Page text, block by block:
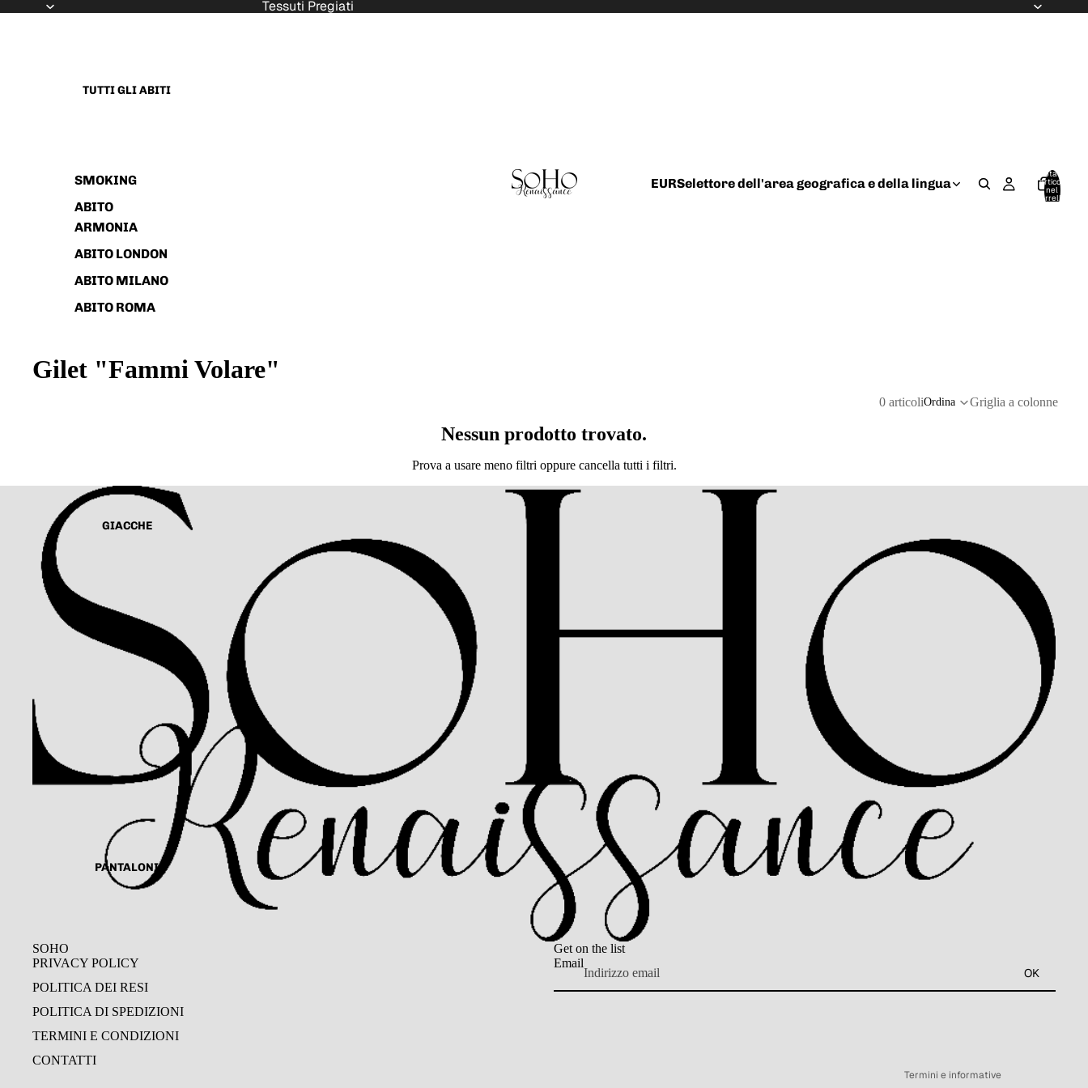
Tessuti Pregiati
TUTTI GLI ABITI
SMOKING
ABITO
ARMONIA
ABITO LONDON
ABITO MILANO
ABITO ROMA
GIACCHE
PANTALONI
EURSelettore dell'area geografica e della lingua
Totale
articoli
nel
carrello:
Gilet "Fammi Volare"
0 articoliOrdina Griglia a colonne
Nessun prodotto trovato.
Prova a usare meno filtri oppure cancella tutti i filtri.
SOHO
PRIVACY POLICY
POLITICA DEI RESI
POLITICA DI SPEDIZIONI
TERMINI E CONDIZIONI
CONTATTI
Get on the list
Email
OK
Termini e informative